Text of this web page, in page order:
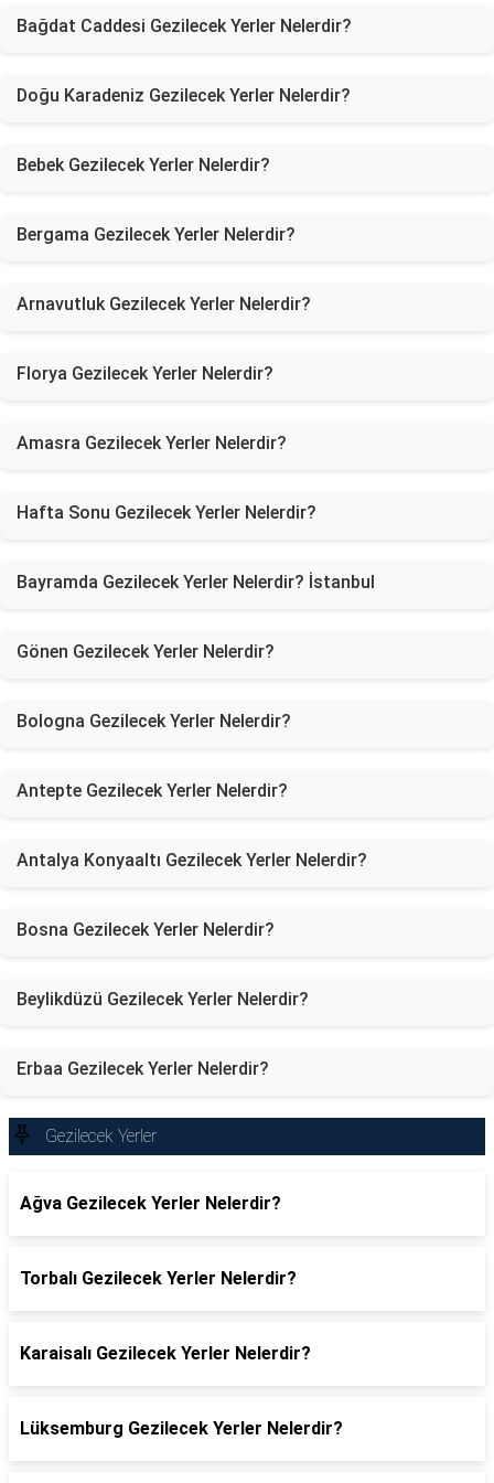
Bağdat Caddesi Gezilecek Yerler Nelerdir?
Doğu Karadeniz Gezilecek Yerler Nelerdir?
Bebek Gezilecek Yerler Nelerdir?
Bergama Gezilecek Yerler Nelerdir?
Arnavutluk Gezilecek Yerler Nelerdir?
Florya Gezilecek Yerler Nelerdir?
Amasra Gezilecek Yerler Nelerdir?
Hafta Sonu Gezilecek Yerler Nelerdir?
Bayramda Gezilecek Yerler Nelerdir? İstanbul
Gönen Gezilecek Yerler Nelerdir?
Bologna Gezilecek Yerler Nelerdir?
Antepte Gezilecek Yerler Nelerdir?
Antalya Konyaaltı Gezilecek Yerler Nelerdir?
Bosna Gezilecek Yerler Nelerdir?
Beylikdüzü Gezilecek Yerler Nelerdir?
Erbaa Gezilecek Yerler Nelerdir?
Gezilecek Yerler
Ağva Gezilecek Yerler Nelerdir?
Torbalı Gezilecek Yerler Nelerdir?
Karaisalı Gezilecek Yerler Nelerdir?
Lüksemburg Gezilecek Yerler Nelerdir?